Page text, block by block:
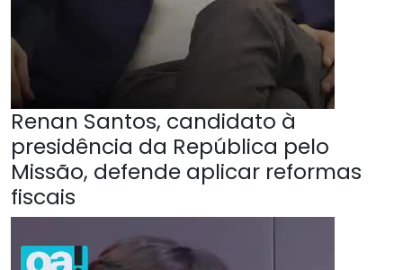
Renan Santos, candidato à
presidência da República pelo
Missão, defende aplicar reformas
fiscais